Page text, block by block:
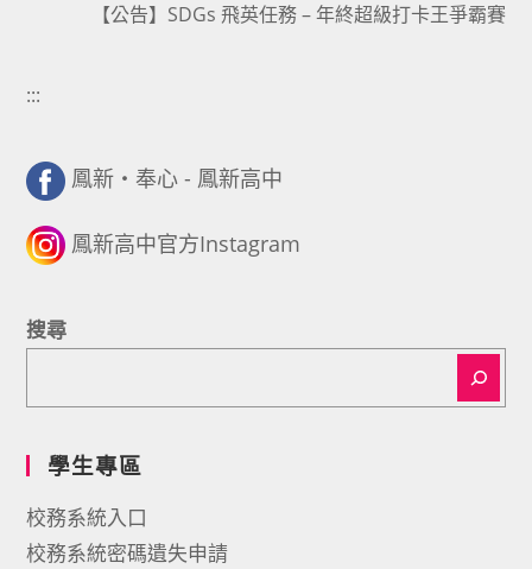
【公告】SDGs 飛英任務 – 年終超級打卡王爭霸賽
:::
鳳新・奉心 - 鳳新高中
鳳新高中官方Instagram
搜尋
學生專區
校務系統入口
校務系統密碼遺失申請